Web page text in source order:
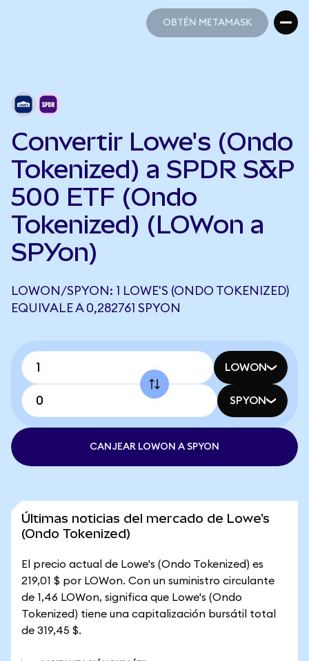
OBTÉN METAMASK
Convertir Lowe's (Ondo
Tokenized) a SPDR S&P
500 ETF (Ondo
Tokenized) (LOWon a
SPYon)
LOWON/SPYON: 1 LOWE'S (ONDO TOKENIZED)
EQUIVALE A 0,282761 SPYON
LOWON
SPYON
CANJEAR LOWON A SPYON
Últimas noticias del mercado de Lowe's
(Ondo Tokenized)
El precio actual de Lowe's (Ondo Tokenized) es
219,01 $ por LOWon. Con un suministro circulante
de 1,46 LOWon, significa que Lowe's (Ondo
Tokenized) tiene una capitalización bursátil total
de 319,45 $.